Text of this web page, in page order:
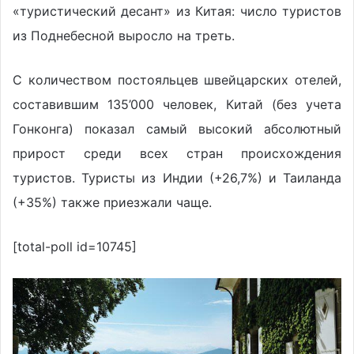
«туристический десант» из Китая: число туристов
из Поднебесной выросло на треть.
С количеством постояльцев швейцарских отелей,
составившим 135’000 человек, Китай (без учета
Гонконга) показал самый высокий абсолютный
прирост среди всех стран происхождения
туристов. Туристы из Индии (+26,7%) и Таиланда
(+35%) также приезжали чаще.
[total-poll id=10745]